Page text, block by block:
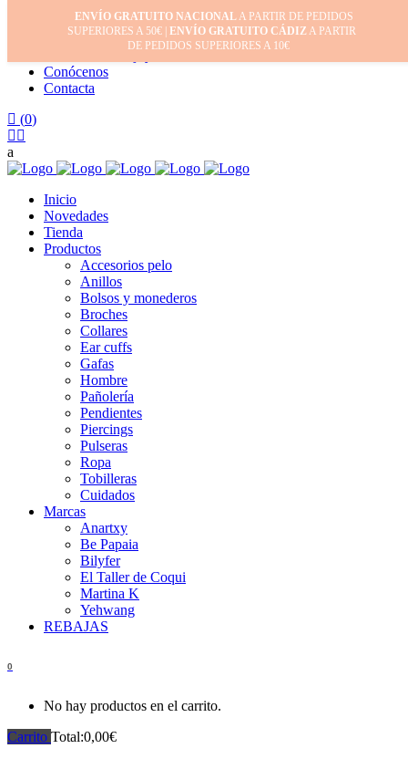
Inicio
Mi cuenta
Conócenos
Contacta
(0)
Inicio
Novedades
Tienda
Productos
Accesorios pelo
Anillos
Bolsos y monederos
Broches
Collares
Ear cuffs
Gafas
Hombre
Pañolería
Pendientes
Piercings
Pulseras
Ropa
Tobilleras
Cuidados
Marcas
Anartxy
Be Papaia
Bilyfer
El Taller de Coqui
Martina K
Yehwang
REBAJAS
0
No hay productos en el carrito.
Carrito Total:0,00€
ENVÍO GRATUITO NACIONALA PARTIR DE PEDIDOS
SUPERIORES A 50€ | ENVÍO GRATUITO CÁDIZA PARTIR
DE PEDIDOS SUPERIORES A 10€